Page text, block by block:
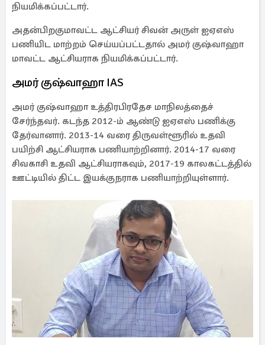
நியமிக்கப்பட்டார்.
அதன்பிறகுமாவட்ட ஆட்சியர் சிவன் அருள் ஐஏஎஸ்
பணியிட மாற்றம் செய்யப்பட்டதால் அமர் குஷ்வாஹா
மாவட்ட ஆட்சியராக நியமிக்கப்பட்டார்.
அமர் குஷ்வாஹா IAS
அமர் குஷ்வாஹா உத்திரபிரதேச மாநிலத்தைச்
சேர்ந்தவர். கடந்த 2012-ம் ஆண்டு ஐஏஎஸ் பணிக்கு
தேர்வானார். 2013-14 வரை திருவள்ளூரில் உதவி
பயிற்சி ஆட்சியராக பணியாற்றினார். 2014-17 வரை
சிவகாசி உதவி ஆட்சியராகவும், 2017-19 காலகட்டத்தில்
ஊட்டியில் திட்ட இயக்குநராக பணியாற்றியுள்ளார்.